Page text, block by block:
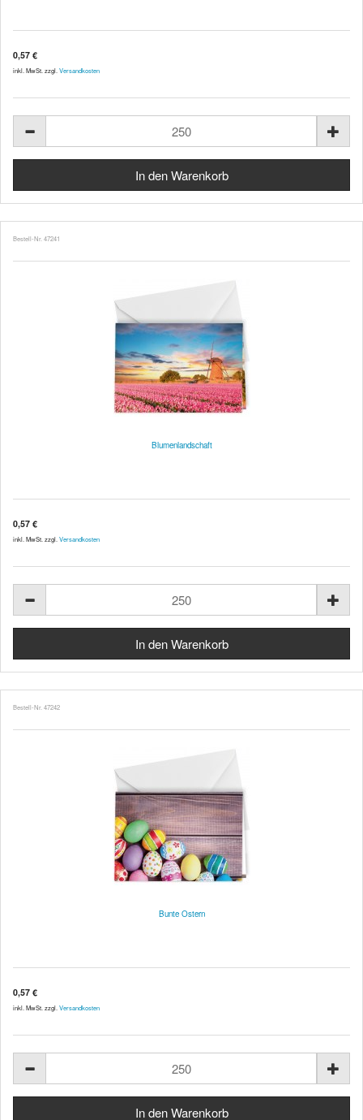
0,57 €
inkl. MwSt. zzgl. Versandkosten
Bestell-Nr. 47241
Blumenlandschaft
0,57 €
inkl. MwSt. zzgl. Versandkosten
Bestell-Nr. 47242
Bunte Ostern
0,57 €
inkl. MwSt. zzgl. Versandkosten